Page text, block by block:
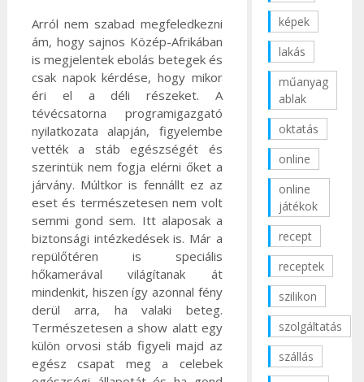
Arról nem szabad megfeledkezni
ám, hogy sajnos Közép-Afrikában
is megjelentek ebolás betegek és
csak napok kérdése, hogy mikor
éri el a déli részeket. A
tévécsatorna programigazgató
nyilatkozata alapján, figyelembe
vették a stáb egészségét és
szerintük nem fogja elérni őket a
járvány. Múltkor is fennállt ez az
eset és természetesen nem volt
semmi gond sem. Itt alaposak a
biztonsági intézkedések is. Már a
repülőtéren is speciális
hőkamerával világítanak át
mindenkit, hiszen így azonnal fény
derül arra, ha valaki beteg.
Természetesen a show alatt egy
külön orvosi stáb figyeli majd az
egész csapat meg a celebek
képek
lakás
műanyag
ablak
oktatás
online
online
játékok
recept
receptek
szilikon
szolgáltatás
szállás